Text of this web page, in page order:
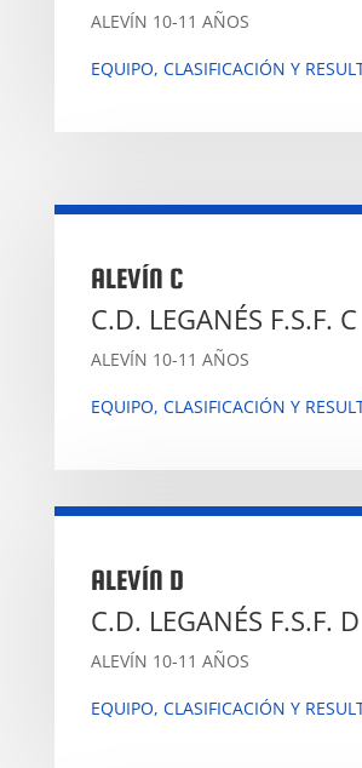
ALEVÍN 10-11 AÑOS
EQUIPO, CLASIFICACIÓN Y
ALEVÍN C
C.D. LEGANÉS F.S.F. C
ALEVÍN 10-11 AÑOS
EQUIPO, CLASIFICACIÓN Y
ALEVÍN D
C.D. LEGANÉS F.S.F. D
ALEVÍN 10-11 AÑOS
EQUIPO, CLASIFICACIÓN Y